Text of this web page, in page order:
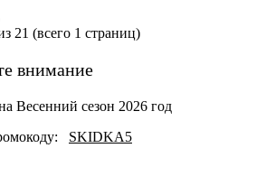
21 (всего 1 страниц)
Весенний сезон 2026 год
SKIDKA5